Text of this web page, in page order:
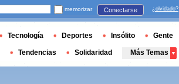
memorizar Conectarse ¿olvidado?
Tecnología Deportes Insólito Gente
Tendencias Solidaridad Más Temas